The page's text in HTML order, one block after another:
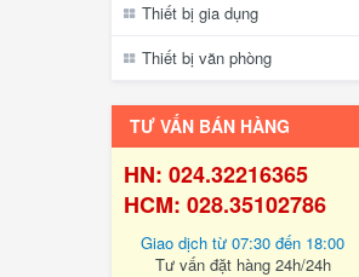
Thiết bị gia dụng
Thiết bị văn phòng
TƯ VẤN BÁN HÀNG
HN: 024.32216365
HCM: 028.35102786
Giao dịch từ 07:30 đến 18:00
Tư vấn đặt hàng 24h/24h